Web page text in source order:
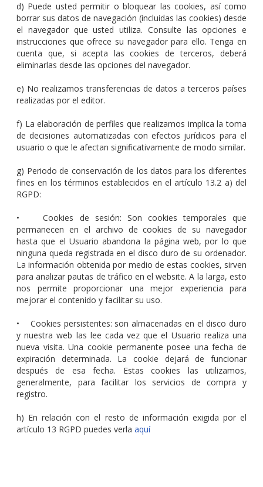
d) Puede usted permitir o bloquear las cookies, así como
borrar sus datos de navegación (incluidas las cookies) desde
el navegador que usted utiliza. Consulte las opciones e
instrucciones que ofrece su navegador para ello. Tenga en
cuenta que, si acepta las cookies de terceros, deberá
eliminarlas desde las opciones del navegador.
e) No realizamos transferencias de datos a terceros países
realizadas por el editor.
f) La elaboración de perfiles que realizamos implica la toma
de decisiones automatizadas con efectos jurídicos para el
usuario o que le afectan significativamente de modo similar.
g) Periodo de conservación de los datos para los diferentes
fines en los términos establecidos en el artículo 13.2 a) del
RGPD:
• Cookies de sesión: Son cookies temporales que
permanecen en el archivo de cookies de su navegador
hasta que el Usuario abandona la página web, por lo que
ninguna queda registrada en el disco duro de su ordenador.
La información obtenida por medio de estas cookies, sirven
para analizar pautas de tráfico en el website. A la larga, esto
nos permite proporcionar una mejor experiencia para
mejorar el contenido y facilitar su uso.
• Cookies persistentes: son almacenadas en el disco duro
y nuestra web las lee cada vez que el Usuario realiza una
nueva visita. Una cookie permanente posee una fecha de
expiración determinada. La cookie dejará de funcionar
después de esa fecha. Estas cookies las utilizamos,
generalmente, para facilitar los servicios de compra y
registro.
h) En relación con el resto de información exigida por el
artículo 13 RGPD puedes verla aquí